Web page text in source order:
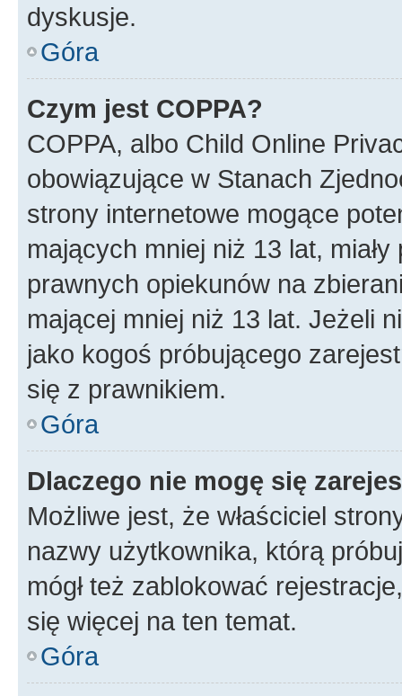
dyskusje.
Góra
Czym jest COPPA?
COPPA, albo Child Online
obowiązujące w Stanach
strony internetowe mogące
mających mniej niż 13 lat,
prawnych opiekunów na
mającej mniej niż 13 lat. Jeżeli
jako kogoś próbującego
się z prawnikiem.
Góra
Dlaczego nie mogę się
Możliwe jest, że właściciel
nazwy użytkownika, którą
mógł też zablokować
się więcej na ten temat.
Góra